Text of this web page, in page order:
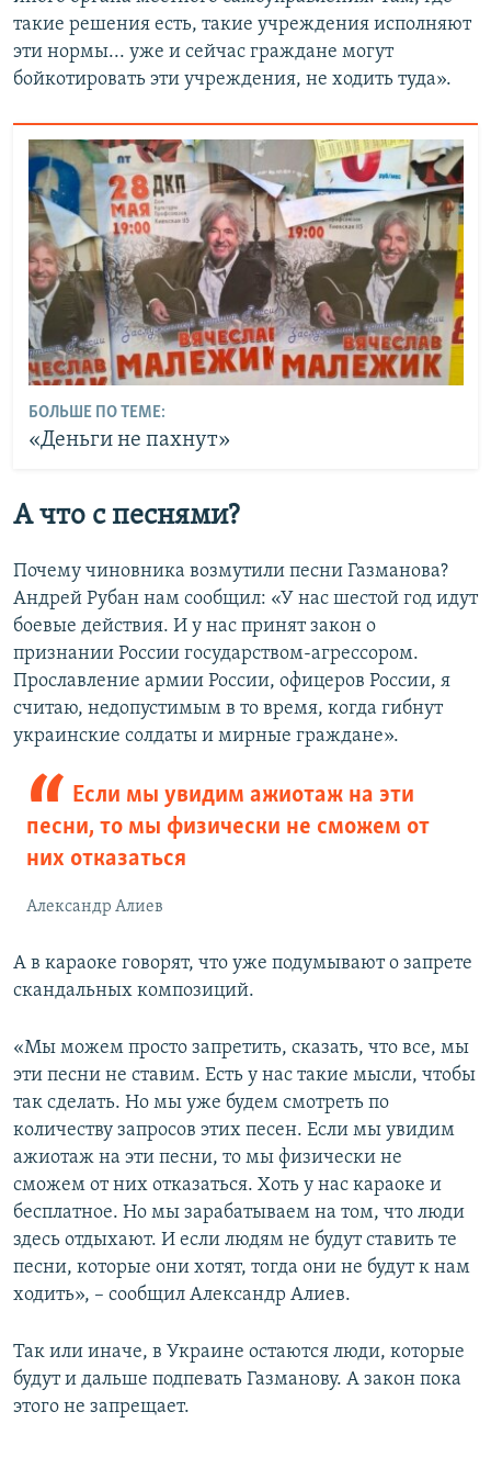
такие решения есть, такие учреждения исполняют
эти нормы... уже и сейчас граждане могут
бойкотировать эти учреждения, не ходить туда».
БОЛЬШЕ ПО ТЕМЕ:
«Деньги не пахнут»
А что с песнями?
Почему чиновника возмутили песни Газманова?
Андрей Рубан нам сообщил: «У нас шестой год идут
боевые действия. И у нас принят закон о
признании России государством-агрессором.
Прославление армии России, офицеров России, я
считаю, недопустимым в то время, когда гибнут
украинские солдаты и мирные граждане».
Если мы увидим ажиотаж на эти
песни, то мы физически не сможем от
них отказаться
Александр Алиев
А в караоке говорят, что уже подумывают о запрете
скандальных композиций.
«Мы можем просто запретить, сказать, что все, мы
эти песни не ставим. Есть у нас такие мысли, чтобы
так сделать. Но мы уже будем смотреть по
количеству запросов этих песен. Если мы увидим
ажиотаж на эти песни, то мы физически не
сможем от них отказаться. Хоть у нас караоке и
бесплатное. Но мы зарабатываем на том, что люди
здесь отдыхают. И если людям не будут ставить те
песни, которые они хотят, тогда они не будут к нам
ходить», – сообщил Александр Алиев.
Так или иначе, в Украине остаются люди, которые
будут и дальше подпевать Газманову. А закон пока
этого не запрещает.